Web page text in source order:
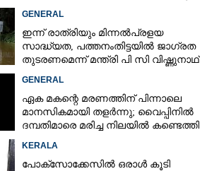
GENERAL
ഇന്ന് രാത്രിയും മിന്നൽപ്രളയ
സാദ്ധ്യത,​ പത്തനംതിട്ടയിൽ ജാഗ്രത
തുടരണമെന്ന് മന്ത്രി പി സി വിഷ്ണുനാഥ്
GENERAL
ഏക മകന്റെ മരണത്തിന് പിന്നാലെ
മാനസികമായി തളർന്നു; വൈപ്പിനിൽ
ദമ്പതിമാരെ മരിച്ച നിലയിൽ കണ്ടെത്തി
KERALA
പോക്സോക്കേസിൽ ഒരാൾ കൂടി